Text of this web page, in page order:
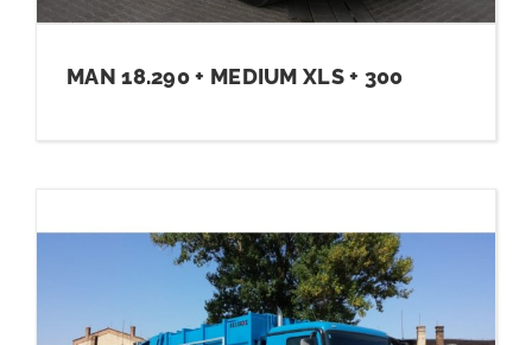
MAN 18.290 + MEDIUM XLS + 300